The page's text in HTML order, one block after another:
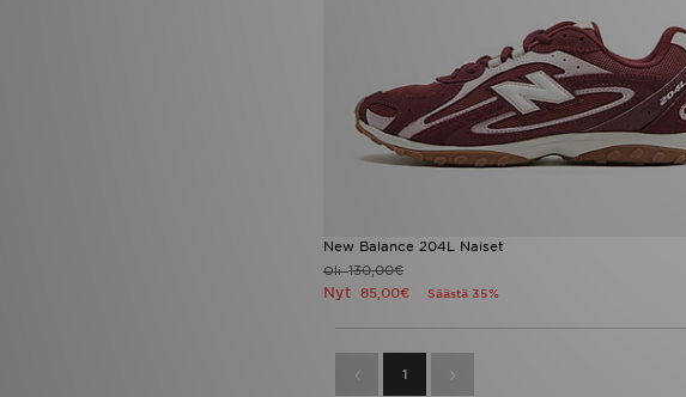
New Balance 204L Naiset
Oli130,00€
Nyt 85,00€ Säästä 35%
1